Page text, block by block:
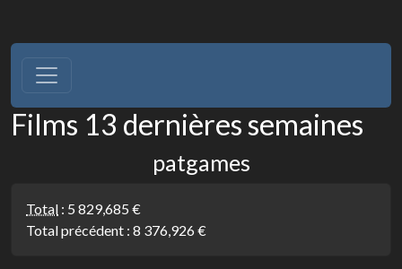
Films 13 dernières semaines
patgames
Total : 5 829,685 €
Total précédent : 8 376,926 €